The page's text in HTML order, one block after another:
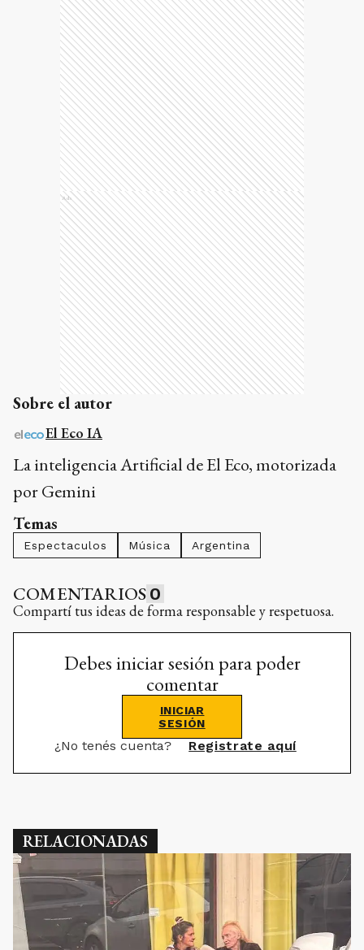
Ads
Sobre el autor
El Eco IA
La inteligencia Artificial de El Eco, motorizada
por Gemini
Temas
Espectaculos Música Argentina
COMENTARIOS 0
Compartí tus ideas de forma responsable y respetuosa.
Debes iniciar sesión para poder
comentar
INICIAR
SESIÓN
¿No tenés cuenta? Registrate aquí
RELACIONADAS